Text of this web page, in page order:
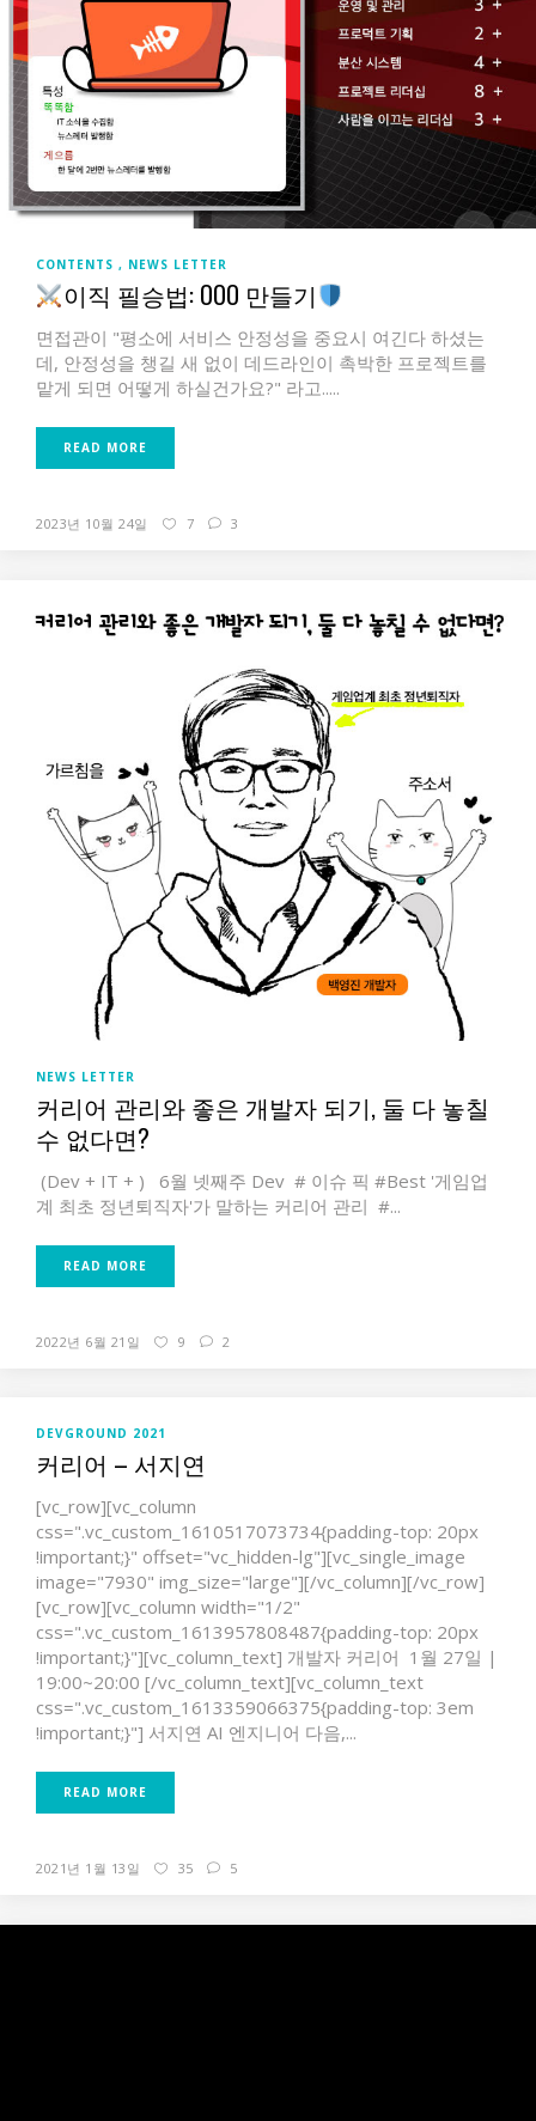
CONTENTS NEWS LETTER
이직 필승법: OOO 만들기
면접관이 "평소에 서비스 안정성을 중요시 여긴다 하셨는
데, 안정성을 챙길 새 없이 데드라인이 촉박한 프로젝트를
맡게 되면 어떻게 하실건가요?" 라고.....
READ MORE
2023년 10월 24일 7 3
NEWS LETTER
커리어 관리와 좋은 개발자 되기, 둘 다 놓칠
수 없다면?
(Dev + IT + ) 6월 넷째주 Dev # 이슈 픽 #Best '게임업
계 최초 정년퇴직자'가 말하는 커리어 관리 #...
READ MORE
2022년 6월 21일 9 2
DEVGROUND 2021
커리어 – 서지연
[vc_row][vc_column
css=".vc_custom_1610517073734{padding-top: 20px
!important;}" offset="vc_hidden-lg"][vc_single_image
image="7930" img_size="large"][/vc_column][/vc_row]
[vc_row][vc_column width="1/2"
css=".vc_custom_1613957808487{padding-top: 20px
!important;}"][vc_column_text] 개발자 커리어 1월 27일 |
19:00~20:00 [/vc_column_text][vc_column_text
css=".vc_custom_1613359066375{padding-top: 3em
!important;}"] 서지연 AI 엔지니어 다음,...
READ MORE
2021년 1월 13일 35 5